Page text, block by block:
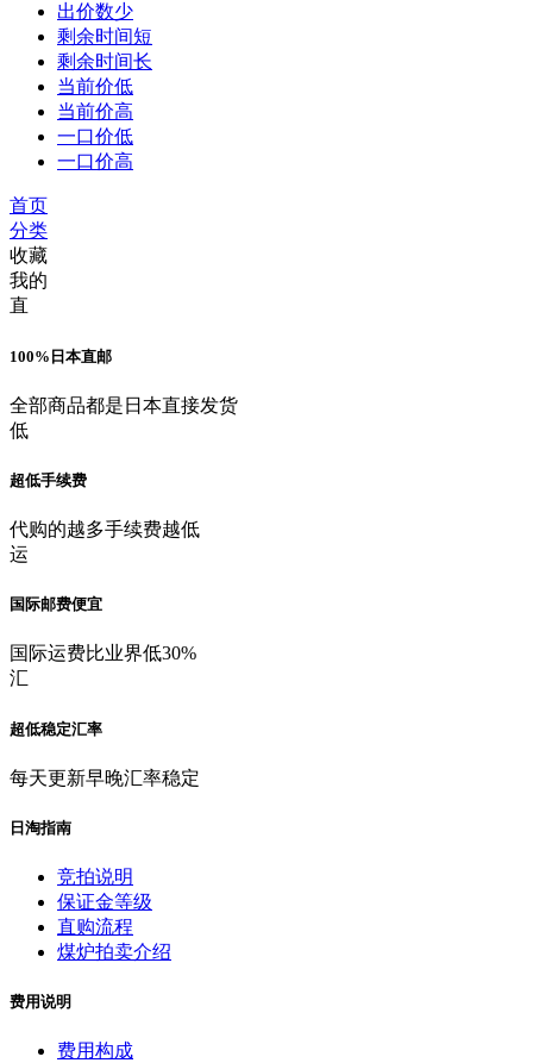
出价数少
剩余时间短
剩余时间长
当前价低
当前价高
一口价低
一口价高
首页
分类
收藏
我的
直
100%日本直邮
全部商品都是日本直接发货
低
超低手续费
代购的越多手续费越低
运
国际邮费便宜
国际运费比业界低30%
汇
超低稳定汇率
每天更新早晚汇率稳定
日淘指南
竞拍说明
保证金等级
直购流程
煤炉拍卖介绍
费用说明
费用构成